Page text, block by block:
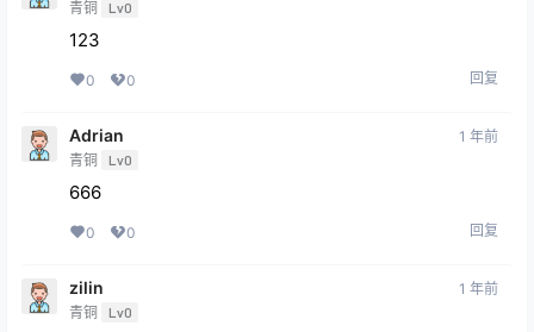
青铜 Lv0
123
0 0 回复
Adrian
青铜 Lv0
1 年前
666
0 0 回复
zilin
青铜 Lv0
1 年前